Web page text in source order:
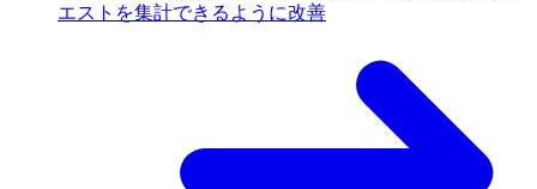
エストを集計できるように改善